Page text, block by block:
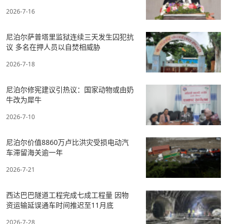
2026-7-16
尼泊尔萨普塔里监狱连续三天发生囚犯抗
议 多名在押人员以自焚相威胁
2026-7-18
尼泊尔修宪建议引热议：国家动物或由奶
牛改为犀牛
2026-7-10
尼泊尔价值8860万卢比洪灾受损电动汽
车滞留海关逾一年
2026-7-21
西达巴巴隧道工程完成七成工程量 因物
资运输延误通车时间推迟至11月底